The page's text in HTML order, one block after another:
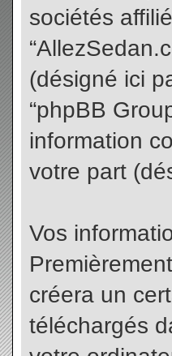
sociétés
(désigné ici
“phpBB
information
votre part
Vos
créera un
téléchargés